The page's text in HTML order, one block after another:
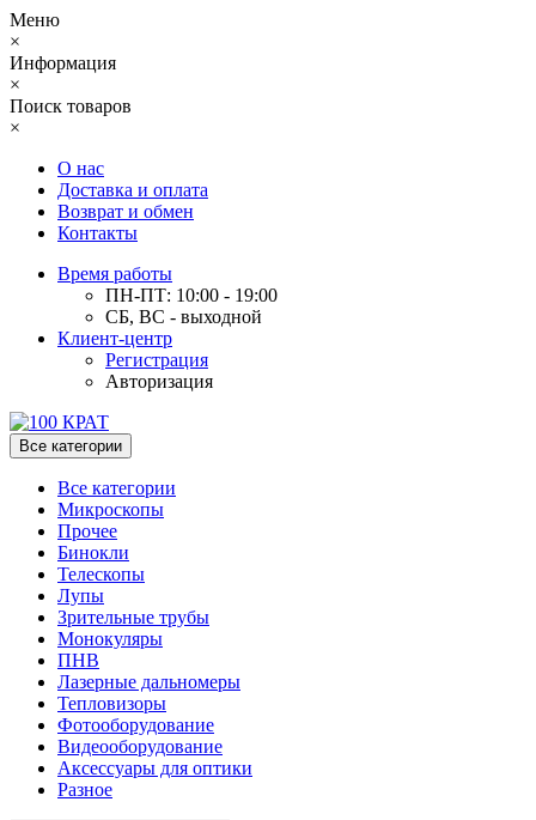
Меню
×
Информация
×
Поиск товаров
×
О нас
Доставка и оплата
Возврат и обмен
Контакты
Время работы
ПН-ПТ: 10:00 - 19:00
СБ, ВС - выходной
Клиент-центр
Регистрация
Авторизация
Все категории
Все категории
Микроскопы
Прочее
Бинокли
Телескопы
Лупы
Зрительные трубы
Монокуляры
ПНВ
Лазерные дальномеры
Тепловизоры
Фотооборудование
Видеооборудование
Аксессуары для оптики
Разное